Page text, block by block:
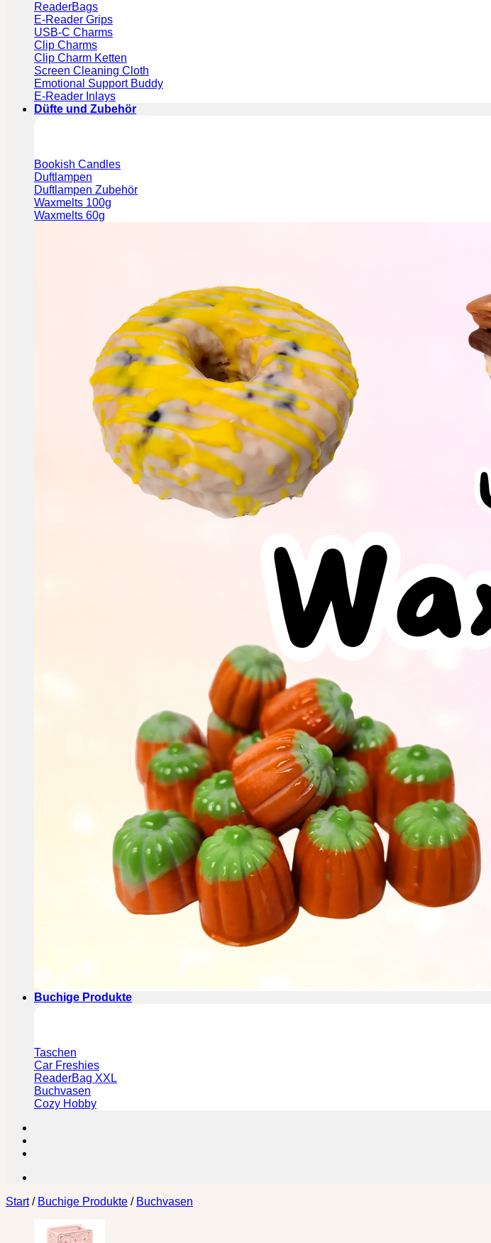
ReaderBags
E-Reader Grips
USB-C Charms
Clip Charms
Clip Charm Ketten
Screen Cleaning Cloth
Emotional Support Buddy
E-Reader Inlays
Düfte und Zubehör
Bookish Candles
Duftlampen
Duftlampen Zubehör
Waxmelts 100g
Waxmelts 60g
Buchige Produkte
Taschen
Car Freshies
ReaderBag XXL
Buchvasen
Cozy Hobby
Start / Buchige Produkte / Buchvasen